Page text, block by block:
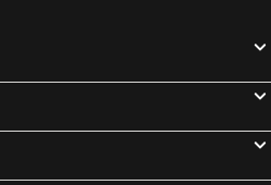
Hotel De La TA